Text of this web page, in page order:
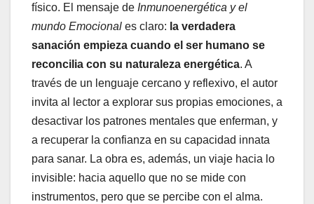
físico. El mensaje de Inmunoenergética y el
mundo Emocional es claro: la verdadera
sanación empieza cuando el ser humano se
reconcilia con su naturaleza energética. A
través de un lenguaje cercano y reflexivo, el autor
invita al lector a explorar sus propias emociones, a
desactivar los patrones mentales que enferman, y
a recuperar la confianza en su capacidad innata
para sanar. La obra es, además, un viaje hacia lo
invisible: hacia aquello que no se mide con
instrumentos, pero que se percibe con el alma.